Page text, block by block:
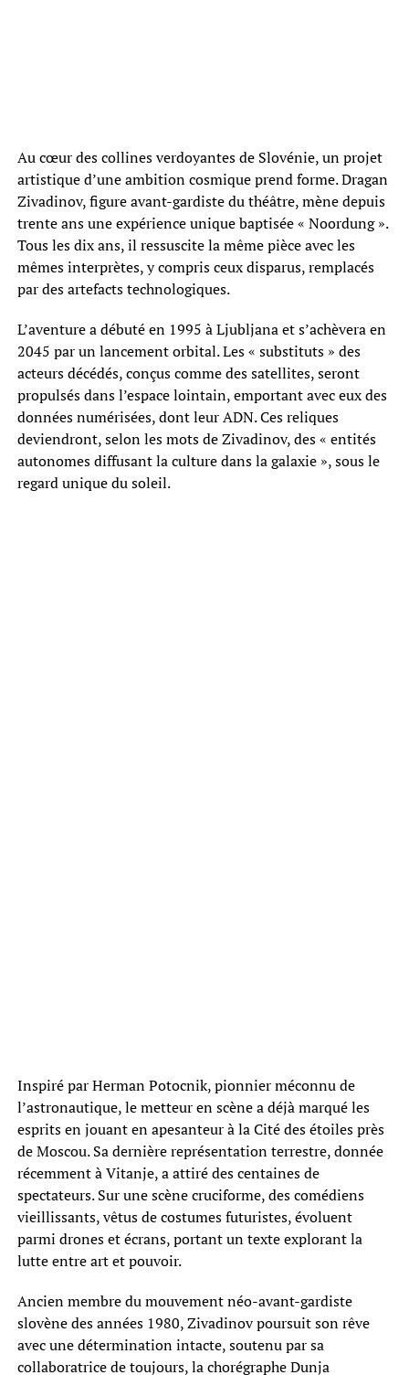
Au cœur des collines verdoyantes de Slovénie, un projet
artistique d’une ambition cosmique prend forme. Dragan
Zivadinov, figure avant-gardiste du théâtre, mène depuis
trente ans une expérience unique baptisée « Noordung ».
Tous les dix ans, il ressuscite la même pièce avec les
mêmes interprètes, y compris ceux disparus, remplacés
par des artefacts technologiques.
L’aventure a débuté en 1995 à Ljubljana et s’achèvera en
2045 par un lancement orbital. Les « substituts » des
acteurs décédés, conçus comme des satellites, seront
propulsés dans l’espace lointain, emportant avec eux des
données numérisées, dont leur ADN. Ces reliques
deviendront, selon les mots de Zivadinov, des « entités
autonomes diffusant la culture dans la galaxie », sous le
regard unique du soleil.
Inspiré par Herman Potocnik, pionnier méconnu de
l’astronautique, le metteur en scène a déjà marqué les
esprits en jouant en apesanteur à la Cité des étoiles près
de Moscou. Sa dernière représentation terrestre, donnée
récemment à Vitanje, a attiré des centaines de
spectateurs. Sur une scène cruciforme, des comédiens
vieillissants, vêtus de costumes futuristes, évoluent
parmi drones et écrans, portant un texte explorant la
lutte entre art et pouvoir.
Ancien membre du mouvement néo-avant-gardiste
slovène des années 1980, Zivadinov poursuit son rêve
avec une détermination intacte, soutenu par sa
collaboratrice de toujours, la chorégraphe Dunja